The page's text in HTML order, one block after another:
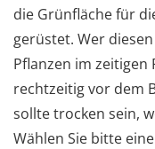
die Grünfläche für
gerüstet. Wer
Pflanzen im
rechtzeitig vor dem
sollte trocken sein,
Wählen Sie bitte